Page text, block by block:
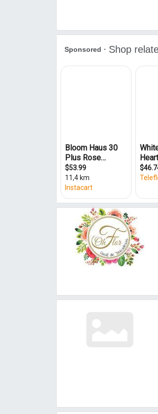
Conjunto Romildo
Fazenda Vau das
Granja Cruzeiro do Sul
Jardim América (16)
Jardim Nova Esperança
Jardim Novo Mundo (1)
Jardim Planalto (4)
Jardim Presidente (4)
Jardim Santo Antônio (1)
Jardim das Esmeraldas
Nova Suíça (5)
Panorama Parque (1)
Parque Amazônia (7)
Parque Anhanguera (2)
Parque Industrial de
Parque Oeste
Residencial Brisas da
Residencial Cidade
Residencial Porto
Setor Castelo Branco